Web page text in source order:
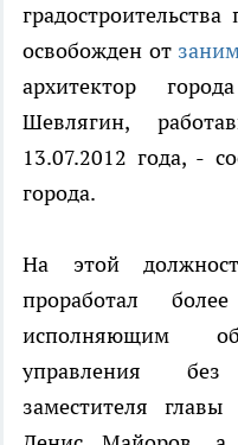
освобожден от
архитектор
Шевлягин,
13.07.2012 года, -
города.
На этой
проработал
исполняющим
управления
заместителя